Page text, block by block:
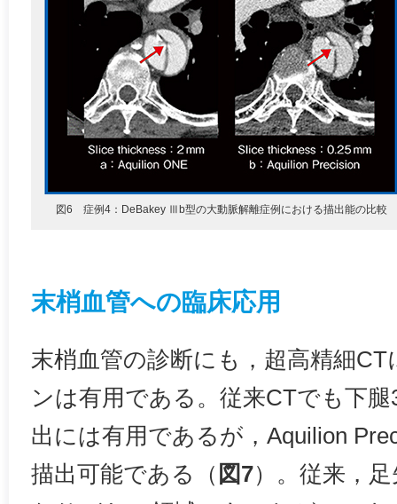
図6 症例4：DeBakey Ⅲb型の大動脈解離症例における描出能の比較
末梢血管への臨床応用
末梢血管の診断にも，超高精細
ンは有用である。従来CTでも下
出には有用であるが，Aquilion
描出可能である（ 図7）。従来，